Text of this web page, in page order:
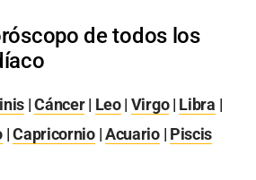
de todos los
|Cáncer| Leo| Virgo| Libra |
|Capricornio|Acuario| Piscis